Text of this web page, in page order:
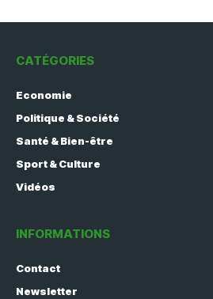
CATÉGORIES
Economie
Politique & Société
Santé & Bien-être
Sport & Culture
Vidéos
INFORMATIONS
Contact
Newsletter